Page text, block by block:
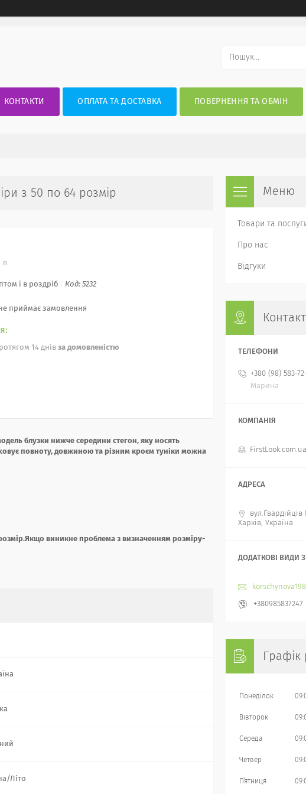
КОНТАКТИ ОПЛАТА ТА ДОСТАВКА ПОВЕРНЕННЯ ТА ОБМІН
з 50 по 64 розмір
і в роздріб Код: 5232
приймає замовлення
14 днів за домовленістю
блузки нижче середини стегон, яку носять
повноту, довжиною та різним кроєм туніки можна
виникне проблема з визначенням розміру-
Літо
Товари та
Про нас
Відгуки
+380 (98) 583-
Марина
FirstLook.com.ua
Харків, Україна
+380985837247
Понеділок
Вівторок
Середа
Четвер
Пʼятниця